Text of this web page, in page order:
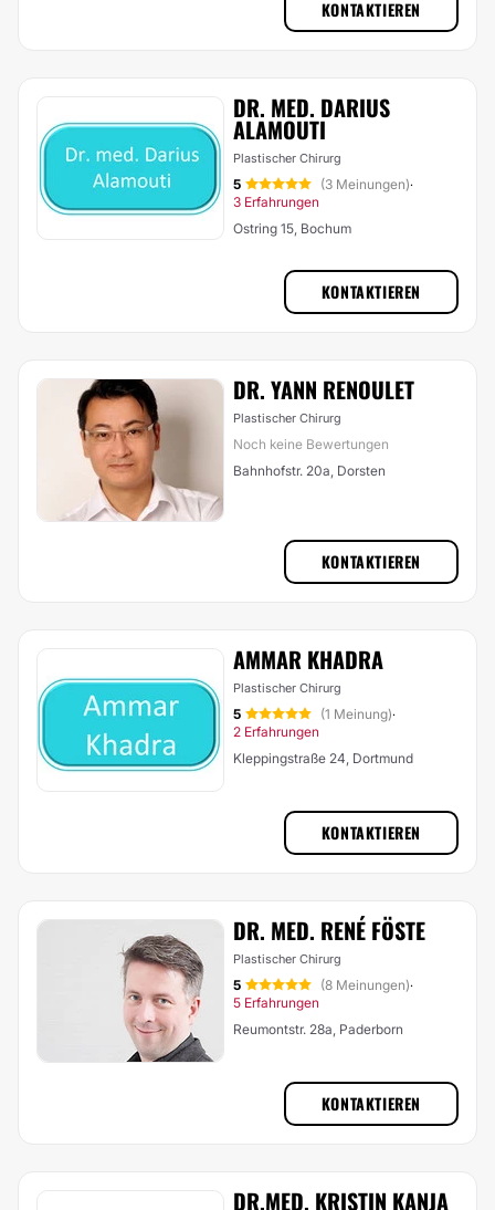
KONTAKTIEREN
DR. MED. DARIUS
ALAMOUTI
Plastischer Chirurg
5 (3 Meinungen)·
3 Erfahrungen
Ostring 15, Bochum
KONTAKTIEREN
DR. YANN RENOULET
Plastischer Chirurg
Noch keine Bewertungen
Bahnhofstr. 20a, Dorsten
KONTAKTIEREN
AMMAR KHADRA
Plastischer Chirurg
5 (1 Meinung)·
2 Erfahrungen
Kleppingstraße 24, Dortmund
KONTAKTIEREN
DR. MED. RENÉ FÖSTE
Plastischer Chirurg
5 (8 Meinungen)·
5 Erfahrungen
Reumontstr. 28a, Paderborn
KONTAKTIEREN
DR.MED. KRISTIN KANJA